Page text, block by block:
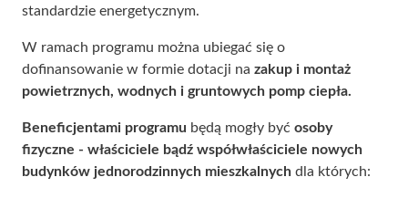
standardzie energetycznym.
W ramach programu można ubiegać się o
dofinansowanie w formie dotacji na zakup i montaż
powietrznych, wodnych i gruntowych pomp ciepła.
Beneficjentami programu będą mogły być osoby
fizyczne - właściciele bądź współwłaściciele nowych
budynków jednorodzinnych mieszkalnych dla których: